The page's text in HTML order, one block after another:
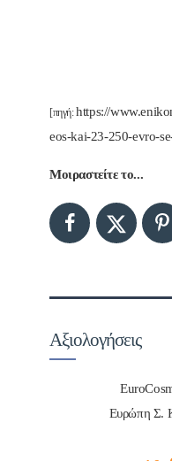
[πηγή:https://
eos-kai-23-250-evro-
Μοιραστείτε το...
Αξιολογήσεις
Ευρώπη Σ.